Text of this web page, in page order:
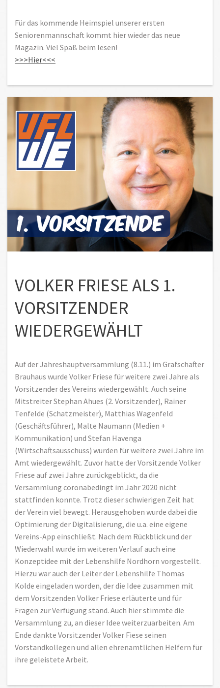
Für das kommende Heimspiel unserer ersten
Seniorenmannschaft kommt hier wieder das neue
Magazin. Viel Spaß beim lesen!
>>>Hier<<<
VOLKER FRIESE ALS 1.
VORSITZENDER
WIEDERGEWÄHLT
Auf der Jahreshauptversammlung (8.11.) im Grafschafter
Brauhaus wurde Volker Friese für weitere zwei Jahre als
Vorsitzender des Vereins wiedergewählt. Auch seine
Mitstreiter Stephan Ahues (2. Vorsitzender), Rainer
Tenfelde (Schatzmeister), Matthias Wagenfeld
(Geschäftsführer), Malte Naumann (Medien +
Kommunikation) und Stefan Havenga
(Wirtschaftsausschuss) wurden für weitere zwei Jahre im
Amt wiedergewählt. Zuvor hatte der Vorsitzende Volker
Friese auf zwei Jahre zurückgeblickt, da die
Versammlung coronabedingt im Jahr 2020 nicht
stattfinden konnte. Trotz dieser schwierigen Zeit hat
der Verein viel bewegt. Herausgehoben wurde dabei die
Optimierung der Digitalisierung, die u.a. eine eigene
Vereins-App einschließt. Nach dem Rückblick und der
Wiederwahl wurde im weiteren Verlauf auch eine
Konzeptidee mit der Lebenshilfe Nordhorn vorgestellt.
Hierzu war auch der Leiter der Lebenshilfe Thomas
Kolde eingeladen worden, der die Idee zusammen mit
dem Vorsitzenden Volker Friese erläuterte und für
Fragen zur Verfügung stand. Auch hier stimmte die
Versammlung zu, an dieser Idee weiterzuarbeiten. Am
Ende dankte Vorsitzender Volker Fiese seinen
Vorstandkollegen und allen ehrenamtlichen Helfern für
ihre geleistete Arbeit.